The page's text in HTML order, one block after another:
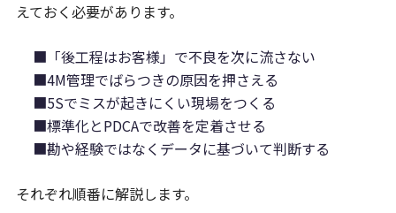
えておく必要があります。
■「後工程はお客様」で不良を次に流さない
■4M管理でばらつきの原因を押さえる
■5Sでミスが起きにくい現場をつくる
■標準化とPDCAで改善を定着させる
■勘や経験ではなくデータに基づいて判断する
それぞれ順番に解説します。